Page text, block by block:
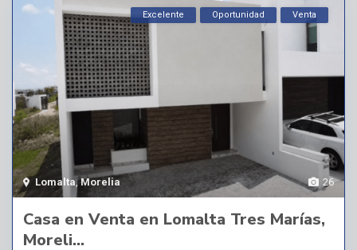
26
Lomalta,Morelia
Excelente Oportunidad Venta
Casa en Venta en Lomalta Tres Marías,
Moreli...